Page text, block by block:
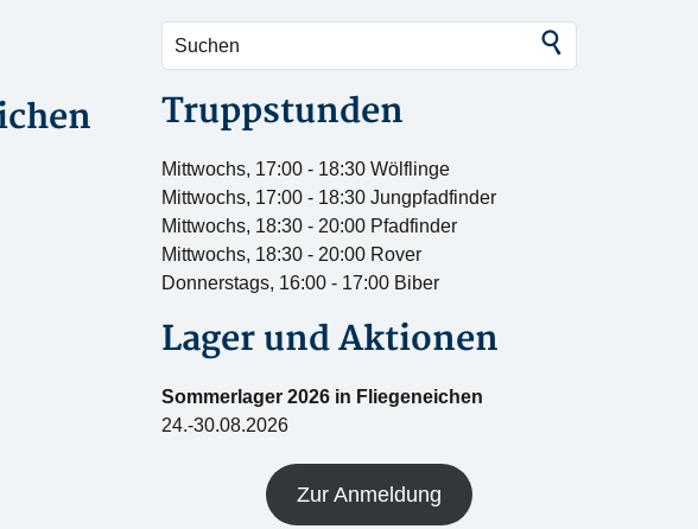
Truppstunden
Mittwochs, 17:00 - 18:30 Wölflinge
Mittwochs, 17:00 - 18:30 Jungpfadfinder
Mittwochs, 18:30 - 20:00 Pfadfinder
Mittwochs, 18:30 - 20:00 Rover
Donnerstags, 16:00 - 17:00 Biber
Lager und Aktionen
Sommerlager 2026 in Fliegeneichen
24.-30.08.2026
Zur Anmeldung